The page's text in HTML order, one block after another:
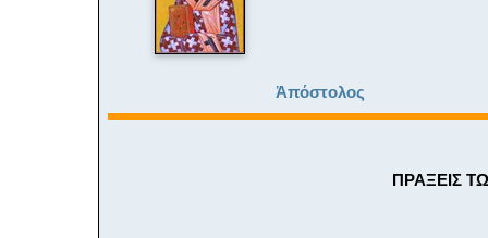
Ἀπόστολος
ΠΡΑΞΕΙΣ